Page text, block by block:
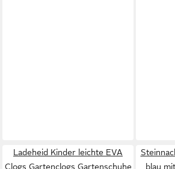
Ladeheid Kinder leichte EVA
Clogs Gartenclogs Gartenschuhe
blau